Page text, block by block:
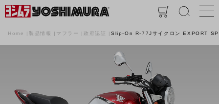
Home 製品情報 マフラー 政府認証 Slip-On R-77Jサイクロン EXPORT